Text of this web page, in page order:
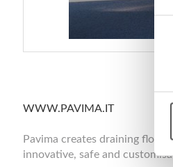
del
WWW.PAVIMA.IT
Pavima creates draining
innovative, safe and